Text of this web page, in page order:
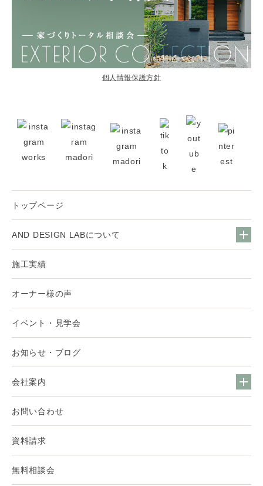
個人情報保護方針
トップページ
AND DESIGN LABについて
施工実績
オーナー様の声
イベント・見学会
お知らせ・ブログ
会社案内
お問い合わせ
資料請求
無料相談会